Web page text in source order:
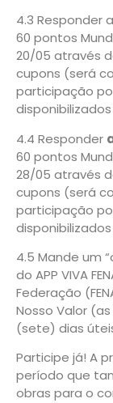
4.3 Responder a
60 pontos
20/05 através
cupons (será
participação
4.4 Responder
60 pontos
28/05 através
cupons (será
participação
4.5 Mande um
do APP VIVA
Federação
Nosso Valor
(sete) dias
Participe já! A
período que
obras para o